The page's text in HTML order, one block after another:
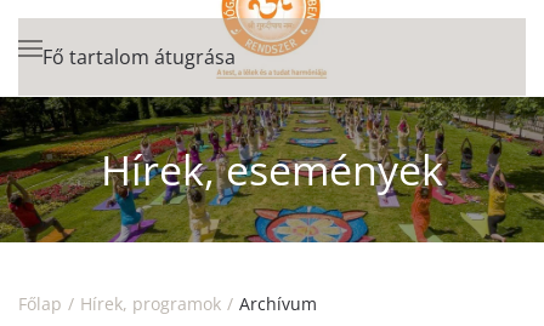
Fő tartalom átugrása
Hírek, események
Főlap Hírek, programok Archívum